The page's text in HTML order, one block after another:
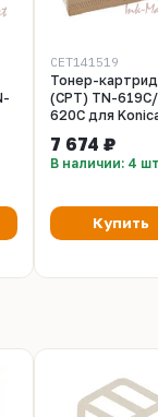
CET141519
Тонер-
(CPT) TN-
620C для
C2060/2070,
PRESS
(CET) Cyan,
78000 стр.,
CET141519
7 674 ₽
В наличии: 4
Купить